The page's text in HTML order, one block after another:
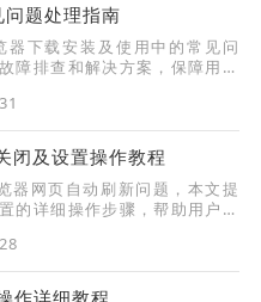
题处理指南
器下载安装及使用中的常见问
障排查和解决方案，保障用户
闭及设置操作教程
器网页自动刷新问题，本文提
的详细操作步骤，帮助用户获
作详细教程